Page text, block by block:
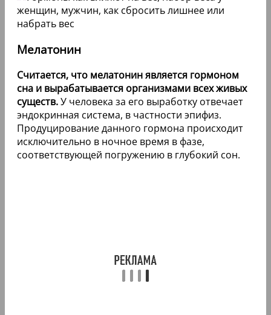
Мелатонин
Считается, что мелатонин является гормоном
сна и вырабатывается организмами всех живых
существ.У человека за его выработку отвечает
эндокринная система, в частности эпифиз.
Продуцирование данного гормона происходит
исключительно в ночное время в фазе,
соответствующей погружению в глубокий сон.